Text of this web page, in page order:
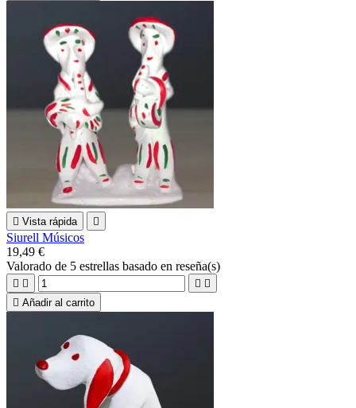
 Vista rápida 
Siurell Músicos
19,49 €
Valorado de 5 estrellas basado en reseña(s)
   
 Añadir al carrito